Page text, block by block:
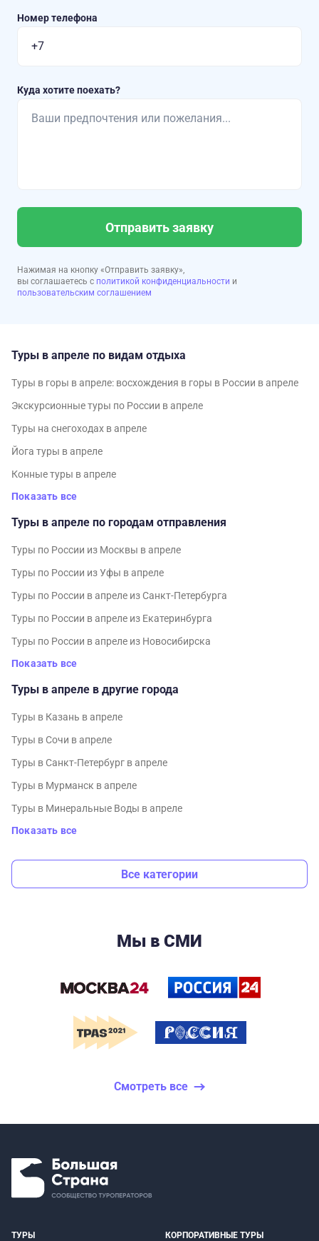
Номер телефона
Куда хотите поехать?
Отправить заявку
Нажимая на кнопку «Отправить заявку»,
вы соглашаетесь с политикой конфиденциальности и
пользовательским соглашением
Туры в апреле по видам отдыха
Туры в горы в апреле: восхождения в горы в России в апреле
Экскурсионные туры по России в апреле
Туры на снегоходах в апреле
Йога туры в апреле
Конные туры в апреле
Показать все
Туры в апреле по городам отправления
Туры по России из Москвы в апреле
Туры по России из Уфы в апреле
Туры по России в апреле из Санкт-Петербурга
Туры по России в апреле из Екатеринбурга
Туры по России в апреле из Новосибирска
Показать все
Туры в апреле в другие города
Туры в Казань в апреле
Туры в Сочи в апреле
Туры в Санкт-Петербург в апреле
Туры в Мурманск в апреле
Туры в Минеральные Воды в апреле
Показать все
Все категории
Мы в СМИ
Смотреть все
ТУРЫ КОРПОРАТИВНЫЕ ТУРЫ